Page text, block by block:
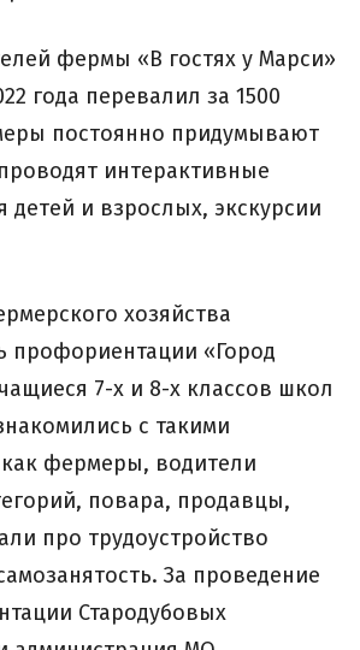
фермы «В гостях у Марси»
года перевалил за 1500
постоянно придумывают
интерактивные
детей и взрослых, экскурсии
хозяйства
профориентации «Город
7-х и 8-х классов школ
с такими
фермеры, водители
повара, продавцы,
про трудоустройство
За проведение
Стародубовых